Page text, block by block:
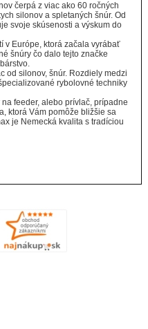
čerpá z viac ako 60 ročných
silonov a spletaných šnúr. Od
svoje skúsenosti a výskum do
v Európe, ktorá začala vyrábať
šnúry čo dalo tejto značke
od silonov, šnúr. Rozdiely medzi
rybolovné techniky
feeder, alebo prívlač, prípadne
ktorá Vám pomôže bližšie sa
je Nemecká kvalita s tradíciou